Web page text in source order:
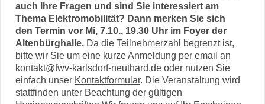
auch Ihre Fragen und sind Sie interessiert am
Thema Elektromobilität? Dann merken Sie sich
den Termin vor Mi, 7.10., 19.30 Uhr im Foyer der
Altenbürghalle. Da die Teilnehmerzahl begrenzt ist,
bitte wir Sie um eine kurze Anmeldung per email an
kontakt@fwv-karlsdorf-neuthard.de oder nutzen Sie
einfach unser Kontaktformular. Die Veranstaltung wird
stattfinden unter Beachtung der gültigen